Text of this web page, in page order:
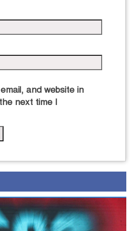
and website in
next time I